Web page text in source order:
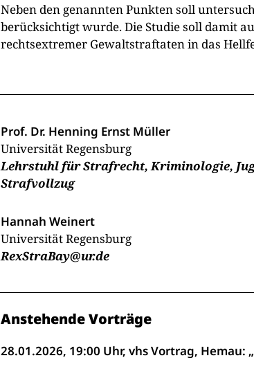
Neben den genannten Punkten soll
berücksichtigt wurde. Die Studie soll damit
rechtsextremer Gewaltstraftaten in das
Prof. Dr. Henning Ernst Müller
Universität Regensburg
Lehrstuhl für Strafrecht, Kriminologie,
Strafvollzug
Hannah Weinert
Universität Regensburg
RexStraBay@ur.de
Anstehende Vorträge
28.01.2026, 19:00 Uhr, vhs Vortrag, Hemau: